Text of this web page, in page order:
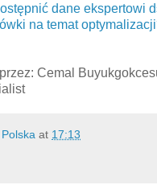
dane ekspertowi
na temat
Cemal
at 17:13